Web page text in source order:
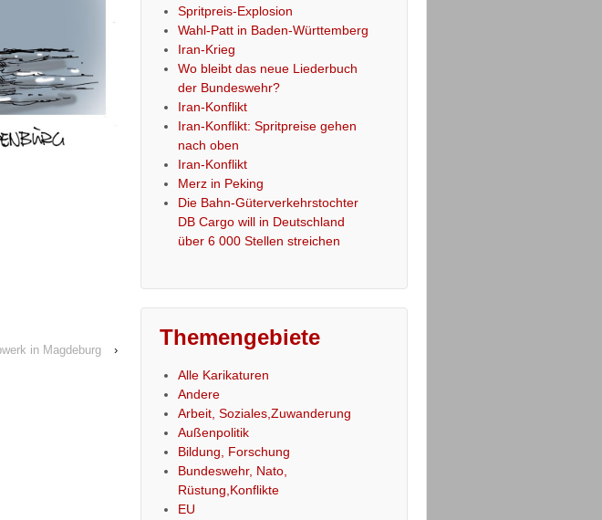
in Magdeburg ›
Spritpreis-Explosion
Wahl-Patt in Baden-Württemberg
Iran-Krieg
Wo bleibt das neue Liederbuch
der Bundeswehr?
Iran-Konflikt
Iran-Konflikt: Spritpreise gehen
nach oben
Iran-Konflikt
Merz in Peking
Die Bahn-Güterverkehrstochter
DB Cargo will in Deutschland
über 6 000 Stellen streichen
Themengebiete
Alle Karikaturen
Andere
Arbeit, Soziales,Zuwanderung
Außenpolitik
Bildung, Forschung
Bundeswehr, Nato,
Rüstung,Konflikte
EU